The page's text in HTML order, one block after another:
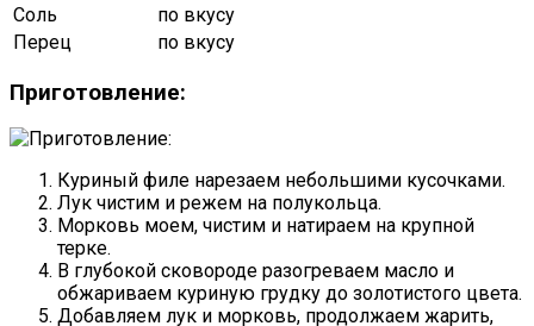
Соль
по вкусу
Перец
по вкусу
Приготовление:
Куриный филе нарезаем небольшими кусочками.
Лук чистим и режем на полукольца.
Морковь моем, чистим и натираем на крупной
терке.
В глубокой сковороде разогреваем масло и
обжариваем куриную грудку до золотистого цвета.
Добавляем лук и морковь, продолжаем жарить,